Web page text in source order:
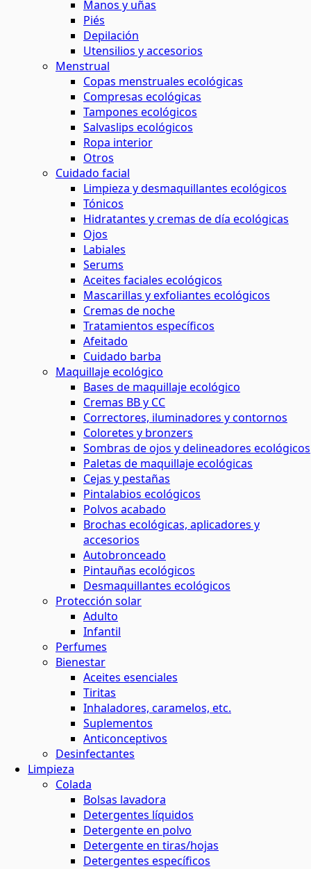
Manos y uñas
Piés
Depilación
Utensilios y accesorios
Menstrual
Copas menstruales ecológicas
Compresas ecológicas
Tampones ecológicos
Salvaslips ecológicos
Ropa interior
Otros
Cuidado facial
Limpieza y desmaquillantes ecológicos
Tónicos
Hidratantes y cremas de día ecológicas
Ojos
Labiales
Serums
Aceites faciales ecológicos
Mascarillas y exfoliantes ecológicos
Cremas de noche
Tratamientos específicos
Afeitado
Cuidado barba
Maquillaje ecológico
Bases de maquillaje ecológico
Cremas BB y CC
Correctores, iluminadores y contornos
Coloretes y bronzers
Sombras de ojos y delineadores ecológicos
Paletas de maquillaje ecológicas
Cejas y pestañas
Pintalabios ecológicos
Polvos acabado
Brochas ecológicas, aplicadores y
accesorios
Autobronceado
Pintauñas ecológicos
Desmaquillantes ecológicos
Protección solar
Adulto
Infantil
Perfumes
Bienestar
Aceites esenciales
Tiritas
Inhaladores, caramelos, etc.
Suplementos
Anticonceptivos
Desinfectantes
Limpieza
Colada
Bolsas lavadora
Detergentes líquidos
Detergente en polvo
Detergente en tiras/hojas
Detergentes específicos